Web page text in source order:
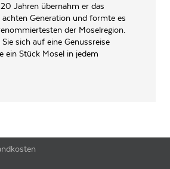
Trocken
4022391093412
139478
Jahren übernahm er das
achten Generation und formte es
der Moselregion.
sich auf eine Genussreise
ein Stück Mosel in jedem